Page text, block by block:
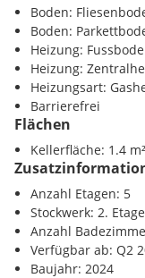
Hinweis gemäß
Energieausweis
unserer Aufklärung
sowie Aufforderung
Daher gilt zumindest
Gebäudes
vereinbart. Wir
für die tatsächliche
Immobilie.
Wir weisen darauf
dem zu
wirtschaftliches
Region:Schönbrunn,
Infrastruktur /
Gesundheit
Apotheke <250m
Klinik <250m
Krankenhaus <1250m
Kinder / Schulen
Schule <250m
Kindergarten <250m
Boden:
Boden:
Heizung:
Heizung:
Heizungsart:
Barrierefrei
Flächen
Kellerfläche: 1.4 m²
Anzahl Etagen: 5
Stockwerk: 2. Etage
Anzahl
Verfügbar ab: Q2
Baujahr: 2024